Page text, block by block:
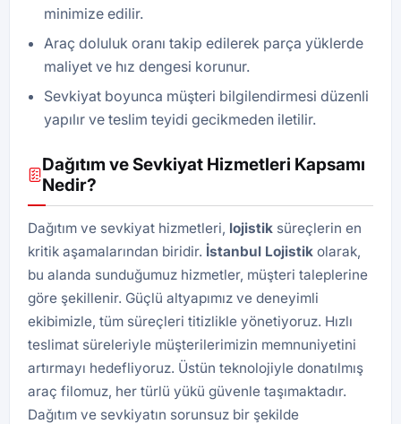
minimize edilir.
Araç doluluk oranı takip edilerek parça yüklerde
maliyet ve hız dengesi korunur.
Sevkiyat boyunca müşteri bilgilendirmesi düzenli
yapılır ve teslim teyidi gecikmeden iletilir.
Dağıtım ve Sevkiyat Hizmetleri Kapsamı
Nedir?
Dağıtım ve sevkiyat hizmetleri, lojistik süreçlerin en
kritik aşamalarından biridir. İstanbul Lojistik olarak,
bu alanda sunduğumuz hizmetler, müşteri taleplerine
göre şekillenir. Güçlü altyapımız ve deneyimli
ekibimizle, tüm süreçleri titizlikle yönetiyoruz. Hızlı
teslimat süreleriyle müşterilerimizin memnuniyetini
artırmayı hedefliyoruz. Üstün teknolojiyle donatılmış
araç filomuz, her türlü yükü güvenle taşımaktadır.
Dağıtım ve sevkiyatın sorunsuz bir şekilde